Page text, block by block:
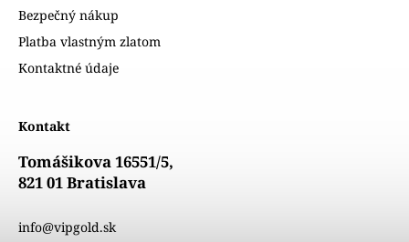
Bezpečný nákup
Platba vlastným zlatom
Kontaktné údaje
Kontakt
Tomášikova 16551/5,
821 01 Bratislava
info@vipgold.sk